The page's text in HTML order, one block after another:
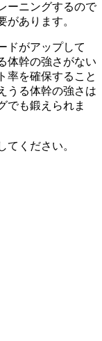
ーニングするので
があります。
ドがアップして
体幹の強さがない
率を確保すること
うる体幹の強さは
でも鍛えられま
ください。